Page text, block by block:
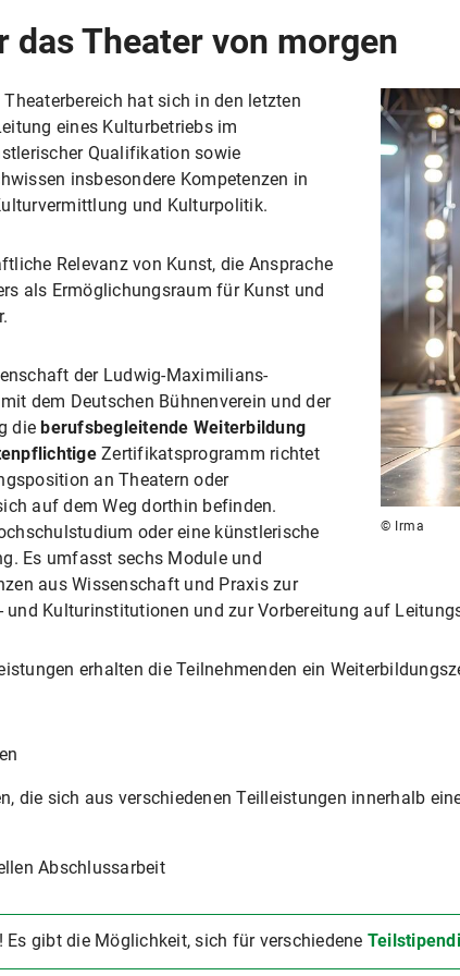
Theater von morgen
© Irma
hat sich in den letzten
eines Kulturbetriebs im
Qualifikation sowie
insbesondere Kompetenzen in
und Kulturpolitik.
Relevanz von Kunst, die Ansprache
als Ermöglichungsraum für Kunst und
der Ludwig-Maximilians-
dem Deutschen Bühnenverein und der
dieberufsbegleitende Weiterbildung
Zertifikatsprogramm richtet
an Theatern oder
auf dem Weg dorthin befinden.
oder eine künstlerische
Es umfasst sechs Module und
aus Wissenschaft und Praxis zur
Kulturinstitutionen und zur Vorbereitung auf
erhalten die Teilnehmenden ein
die sich aus verschiedenen Teilleistungen innerhalb
Abschlussarbeit
gibt die Möglichkeit, sich für verschiedene